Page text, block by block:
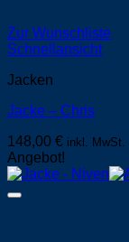
Zur Wunschliste
Schnellansicht
Jacken
Jacke – Chris
148,00 € inkl. MwSt.
Angebot!